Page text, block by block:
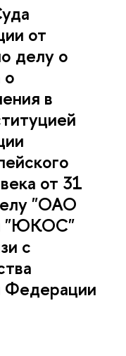
от
делу о
о
в
от 31
"ОАО
"ЮКОС"
с
Федерации